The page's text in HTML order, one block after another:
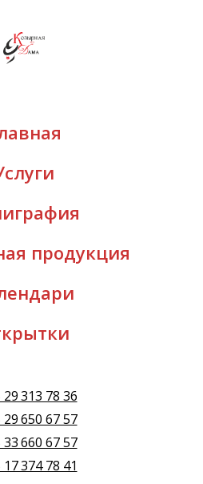
продукция
29 313 78 36
29 650 67 57
33 660 67 57
374 78 41